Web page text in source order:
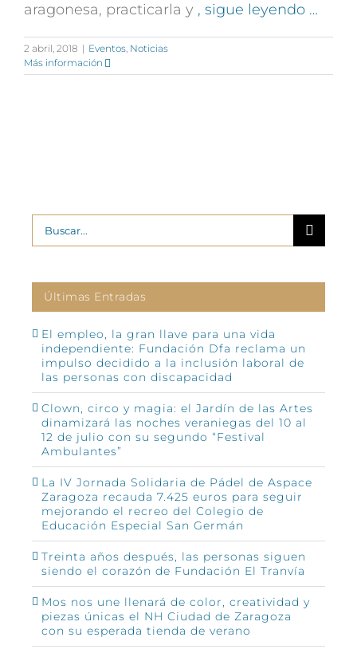
aragonesa, practicarla y , sigue leyendo …
2 abril, 2018 | Eventos, Noticias
Más información
Buscar:
Últimas Entradas
El empleo, la gran llave para una vida
independiente: Fundación Dfa reclama un
impulso decidido a la inclusión laboral de
las personas con discapacidad
Clown, circo y magia: el Jardín de las Artes
dinamizará las noches veraniegas del 10 al
12 de julio con su segundo “Festival
Ambulantes”
La IV Jornada Solidaria de Pádel de Aspace
Zaragoza recauda 7.425 euros para seguir
mejorando el recreo del Colegio de
Educación Especial San Germán
Treinta años después, las personas siguen
siendo el corazón de Fundación El Tranvía
Mos nos une llenará de color, creatividad y
piezas únicas el NH Ciudad de Zaragoza
con su esperada tienda de verano